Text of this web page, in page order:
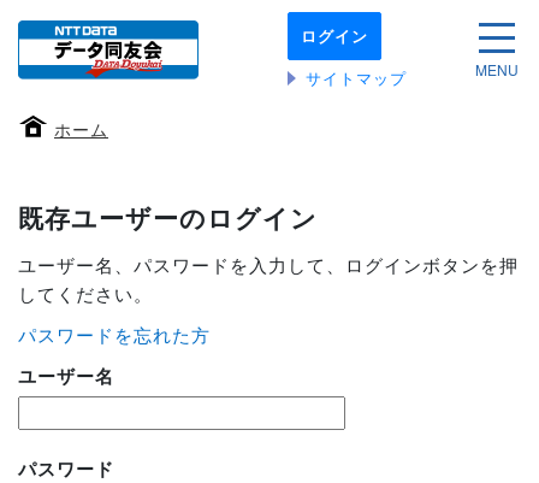
本
文
へ
動
ログイン
サイトマップ
サイ
MENU
ホーム
既存ユーザーのログイン
ユーザー名、パスワードを入力して、ログインボタンを押
してください。
パスワードを忘れた方
ユーザー名
パスワード